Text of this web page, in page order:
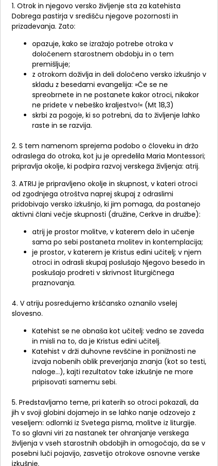
1. Otrok in njegovo versko življenje sta za katehista
Dobrega pastirja v središču njegove pozornosti in
prizadevanja. Zato:
opazuje, kako se izražajo potrebe otroka v
določenem starostnem obdobju in o tem
premišljuje;
z otrokom doživlja in deli določeno versko izkušnjo v
skladu z besedami evangelija: »Če se ne
spreobrnete in ne postanete kakor otroci, nikakor
ne pridete v nebeško kraljestvo!« (Mt 18,3)
skrbi za pogoje, ki so potrebni, da to življenje lahko
raste in se razvija.
2. S tem namenom sprejema podobo o človeku in držo
odraslega do otroka, kot ju je opredelila Maria Montessori;
pripravlja okolje, ki podpira razvoj verskega življenja: atrij.
3. ATRIJ je pripravljeno okolje in skupnost, v kateri otroci
od zgodnjega otroštva naprej skupaj z odraslimi
pridobivajo versko izkušnjo, ki jim pomaga, da postanejo
aktivni člani večje skupnosti (družine, Cerkve in družbe):
atrij je prostor molitve, v katerem delo in učenje
sama po sebi postaneta molitev in kontemplacija;
je prostor, v katerem je Kristus edini učitelj; v njem
otroci in odrasli skupaj poslušajo Njegovo besedo in
poskušajo prodreti v skrivnost liturgičnega
praznovanja.
4. V atriju posredujemo krščansko oznanilo vselej
slovesno.
Katehist se ne obnaša kot učitelj: vedno se zaveda
in misli na to, da je Kristus edini učitelj.
Katehist v drži duhovne revščine in ponižnosti ne
izvaja nobenih oblik preverjanja znanja (kot so testi,
naloge…), kajti rezultatov take izkušnje ne more
pripisovati samemu sebi.
5. Predstavljamo teme, pri katerih so otroci pokazali, da
jih v svoji globini dojamejo in se lahko nanje odzovejo z
veseljem: odlomki iz Svetega pisma, molitve iz liturgije.
To so glavni viri za nastanek ter ohranjanje verskega
življenja v vseh starostnih obdobjih in omogočajo, da se v
posebni luči pojavijo, zasvetijo otrokove osnovne verske
izkušnje.